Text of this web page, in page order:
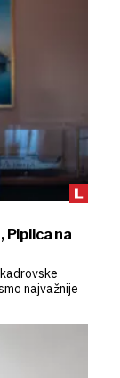
Piplica na
najvažnije